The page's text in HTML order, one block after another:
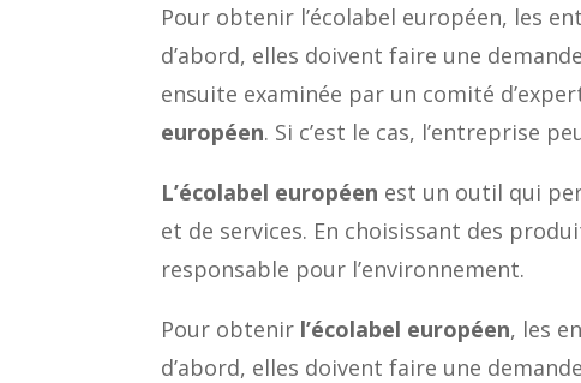
Pour obtenir l’écolabel européen, les
d’abord, elles doivent faire une
ensuite examinée par un comité
européen. Si c’est le cas, l’entreprise
L’écolabel européen est un outil qui
et de services. En choisissant des
responsable pour l’environnement.
Pour obtenir l’écolabel européen, les
d’abord, elles doivent faire une